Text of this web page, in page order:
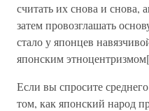
считать их снова и снова,
затем провозглашать
стало у японцев
японским
Если вы спросите
том, как японский народ